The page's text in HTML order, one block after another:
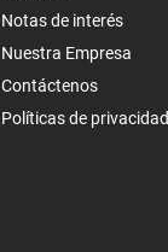
Notas de interés
Nuestra Empresa
Contáctenos
Políticas de privacidad